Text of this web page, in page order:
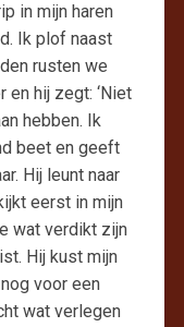
in mijn haren
Ik plof naast
rusten we
hij zegt: ‘Niet
hebben. Ik
beet en geeft
Hij leunt naar
eerst in mijn
wat verdikt zijn
Hij kust mijn
voor een
wat verlegen